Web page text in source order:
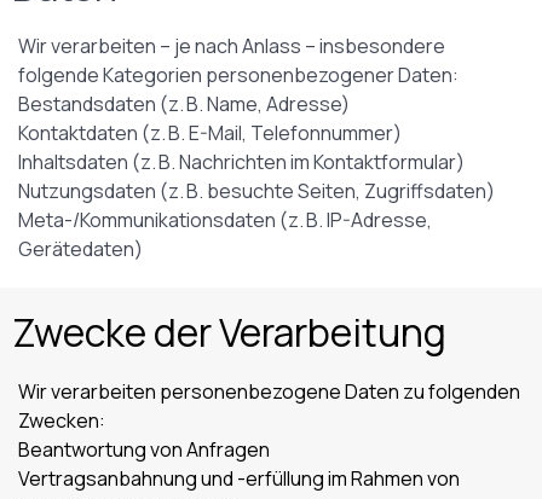
Wir verarbeiten – je nach Anlass – insbesondere
folgende Kategorien personenbezogener Daten:
Bestandsdaten (z. B. Name, Adresse)
Kontaktdaten (z. B. E-Mail, Telefonnummer)
Inhaltsdaten (z. B. Nachrichten im Kontaktformular)
Nutzungsdaten (z. B. besuchte Seiten, Zugriffsdaten)
Meta-/Kommunikationsdaten (z. B. IP-Adresse,
Gerätedaten)
Zwecke der Verarbeitung
Wir verarbeiten personenbezogene Daten zu folgenden
Zwecken:
Beantwortung von Anfragen
Vertragsanbahnung und -erfüllung im Rahmen von